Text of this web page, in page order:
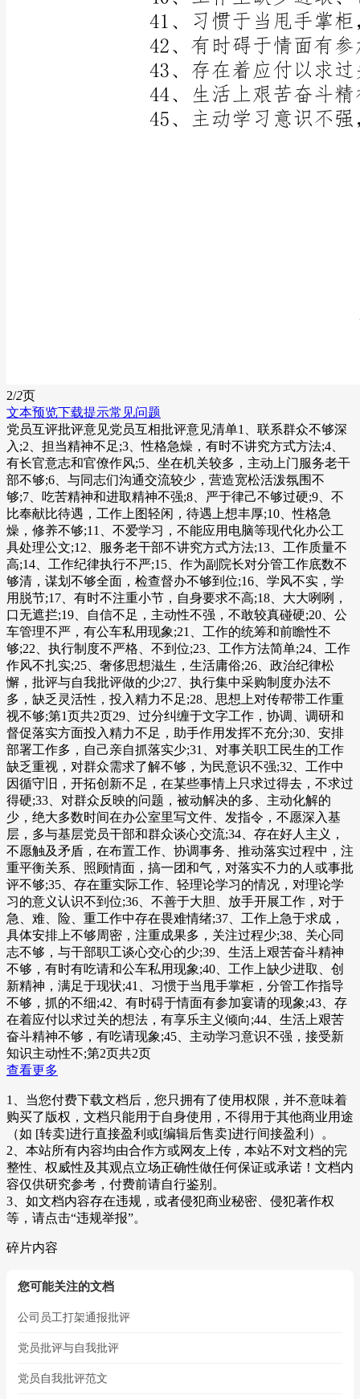
2/2页
文本预览下载提示常见问题
党员互评批评意见党员互相批评意见清单1、联系群众不够深
入;2、担当精神不足;3、性格急燥，有时不讲究方式方法;4、
有长官意志和官僚作风;5、坐在机关较多，主动上门服务老干
部不够;6、与同志们沟通交流较少，营造宽松活泼氛围不
够;7、吃苦精神和进取精神不强;8、严于律己不够过硬;9、不
比奉献比待遇，工作上图轻闲，待遇上想丰厚;10、性格急
燥，修养不够;11、不爱学习，不能应用电脑等现代化办公工
具处理公文;12、服务老干部不讲究方式方法;13、工作质量不
高;14、工作纪律执行不严;15、作为副院长对分管工作底数不
够清，谋划不够全面，检查督办不够到位;16、学风不实，学
用脱节;17、有时不注重小节，自身要求不高;18、大大咧咧，
口无遮拦;19、自信不足，主动性不强，不敢较真碰硬;20、公
车管理不严，有公车私用现象;21、工作的统筹和前瞻性不
够;22、执行制度不严格、不到位;23、工作方法简单;24、工作
作风不扎实;25、奢侈思想滋生，生活庸俗;26、政治纪律松
懈，批评与自我批评做的少;27、执行集中采购制度办法不
多，缺乏灵活性，投入精力不足;28、思想上对传帮带工作重
视不够;第1页共2页29、过分纠缠于文字工作，协调、调研和
督促落实方面投入精力不足，助手作用发挥不充分;30、安排
部署工作多，自己亲自抓落实少;31、对事关职工民生的工作
缺乏重视，对群众需求了解不够，为民意识不强;32、工作中
因循守旧，开拓创新不足，在某些事情上只求过得去，不求过
得硬;33、对群众反映的问题，被动解决的多、主动化解的
少，绝大多数时间在办公室里写文件、发指令，不愿深入基
层，多与基层党员干部和群众谈心交流;34、存在好人主义，
不愿触及矛盾，在布置工作、协调事务、推动落实过程中，注
重平衡关系、照顾情面，搞一团和气，对落实不力的人或事批
评不够;35、存在重实际工作、轻理论学习的情况，对理论学
习的意义认识不到位;36、不善于大胆、放手开展工作，对于
急、难、险、重工作中存在畏难情绪;37、工作上急于求成，
具体安排上不够周密，注重成果多，关注过程少;38、关心同
志不够，与干部职工谈心交心的少;39、生活上艰苦奋斗精神
不够，有时有吃请和公车私用现象;40、工作上缺少进取、创
新精神，满足于现状;41、习惯于当甩手掌柜，分管工作指导
不够，抓的不细;42、有时碍于情面有参加宴请的现象;43、存
在着应付以求过关的想法，有享乐主义倾向;44、生活上艰苦
奋斗精神不够，有吃请现象;45、主动学习意识不强，接受新
知识主动性不;第2页共2页
查看更多
1、当您付费下载文档后，您只拥有了使用权限，并不意味着
购买了版权，文档只能用于自身使用，不得用于其他商业用途
（如 [转卖]进行直接盈利或[编辑后售卖]进行间接盈利）。
2、本站所有内容均由合作方或网友上传，本站不对文档的完
整性、权威性及其观点立场正确性做任何保证或承诺！文档内
容仅供研究参考，付费前请自行鉴别。
3、如文档内容存在违规，或者侵犯商业秘密、侵犯著作权
等，请点击“违规举报”。
碎片内容
您可能关注的文档
公司员工打架通报批评
党员批评与自我批评
党员自我批评范文